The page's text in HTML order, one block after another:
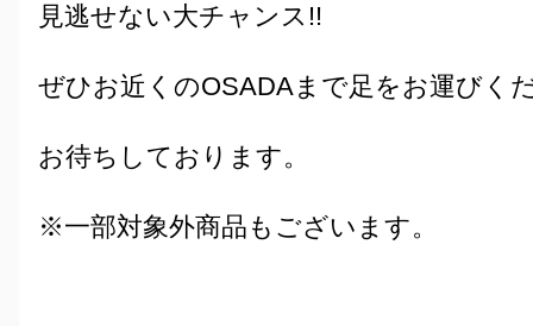
見逃せない大チャンス!!
ぜひお近くのOSADAまで足をお運びく
お待ちしております。
※一部対象外商品もございます。